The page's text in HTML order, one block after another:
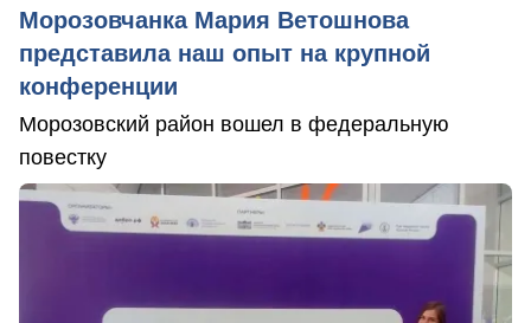
Морозовчанка Мария Ветошнова
представила наш опыт на крупной
конференции
Морозовский район вошел в федеральную
повестку